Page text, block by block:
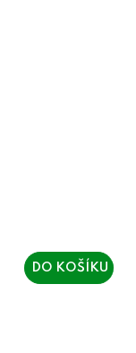
DO KOŠÍKU